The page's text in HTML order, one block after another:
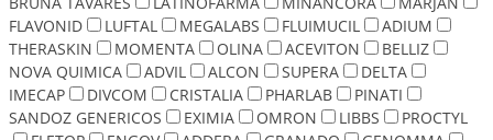
FLAVONID
LUFTAL MEGALABS FLUIMUCIL
ADIUM
THERASKIN
MOMENTA OLINA ACEVITON
BELLIZ
NOVA QUIMICA
ADVIL ALCON SUPERA
DELTA
IMECAP
DIVCOM CRISTALIA PHARLAB
PINATI
SANDOZ GENERICOS
EXIMIA OMRON LIBBS
PROCTYL